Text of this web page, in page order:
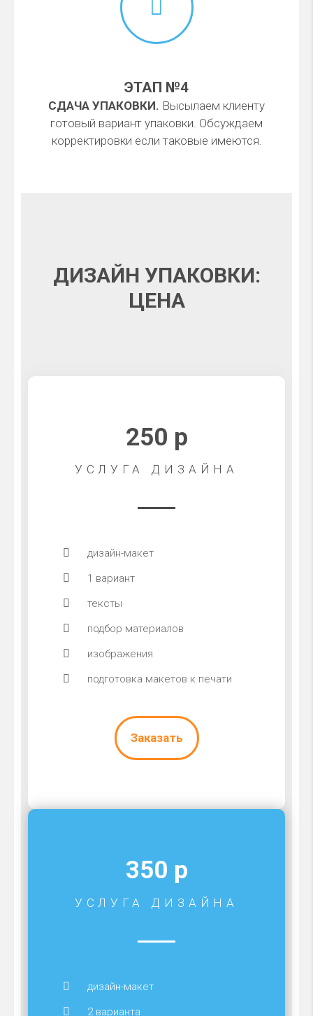
ЭТАП №4
СДАЧА УПАКОВКИ. Высылаем клиенту
готовый вариант упаковки. Обсуждаем
корректировки если таковые имеются.
ДИЗАЙН УПАКОВКИ:
ЦЕНА
250 р
УСЛУГА ДИЗАЙНА
дизайн-макет
1 вариант
тексты
подбор материалов
изображения
подготовка макетов к печати
Заказать
350 р
УСЛУГА ДИЗАЙНА
дизайн-макет
2 варианта